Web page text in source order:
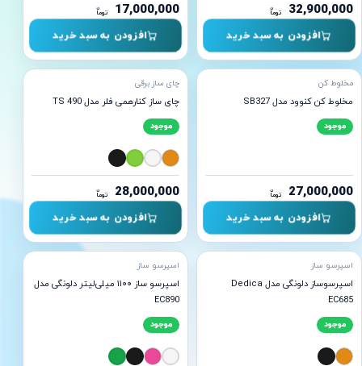
32,900,000 توما
ن
افزودن به سبد خرید
17,000,000 توما
ن
افزودن به سبد خرید
ارسال
مخلوط کن
مخلوط کن کنوود مدل SB327
موجود
27,000,000 توما
ن
افزودن به سبد خرید
آماده ارسال
چای ساز برقی
چای ساز کنارهمی فلر مدل TS 490
موجود
28,000,000 توما
ن
افزودن به سبد خرید
ارسال
اسپرسو ساز
اسپرسوساز دلونگی مدل Dedica
EC685
موجود
آماده ارسال
اسپرسو ساز
اسپرسو ساز ۱۱۰۰ میلی‌لیتر دلونگی مدل
EC890
موجود